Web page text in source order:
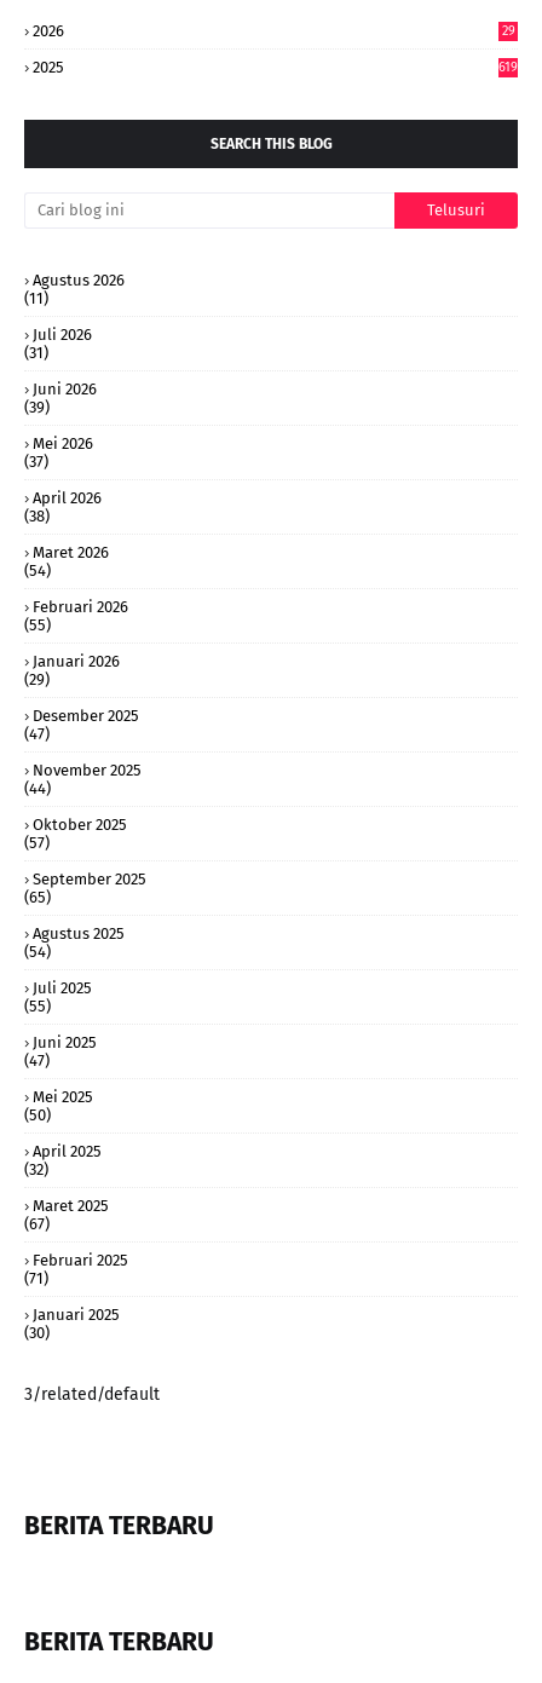
2026
29
2025 619
SEARCH THIS BLOG
Agustus 2026
(11)
Juli 2026
(31)
Juni 2026
(39)
Mei 2026
(37)
April 2026
(38)
Maret 2026
(54)
Februari 2026
(55)
Januari 2026
(29)
Desember 2025
(47)
November 2025
(44)
Oktober 2025
(57)
September 2025
(65)
Agustus 2025
(54)
Juli 2025
(55)
Juni 2025
(47)
Mei 2025
(50)
April 2025
(32)
Maret 2025
(67)
Februari 2025
(71)
Januari 2025
(30)
3/related/default
BERITA TERBARU
BERITA TERBARU